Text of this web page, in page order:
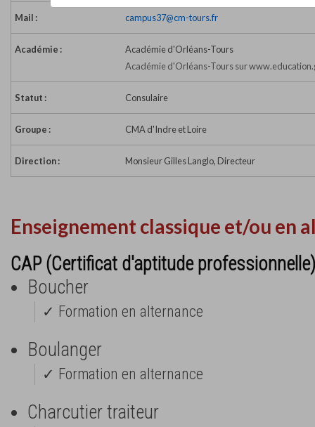
Mail : campus37@cm-tours.fr
Académie :
Académie d'Orléans-Tours
Académie d'Orléans-Tours sur
Statut : Consulaire
Groupe : CMA d'Indre et Loire
Direction : Monsieur Gilles Langlo, Directeur
Enseignement classique et/ou en
CAP (Certificat d'aptitude professionnelle)
Boucher
✓ Formation en alternance
Boulanger
✓ Formation en alternance
Charcutier traiteur